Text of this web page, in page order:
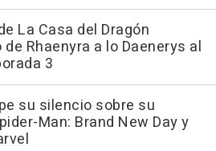
La Casa del Dragón
Rhaenyra a lo Daenerys al
3
su silencio sobre su
Man: Brand New Day y